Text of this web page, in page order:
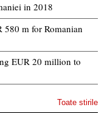
in 2018
580 m for Romanian
EUR 20 million to
Toate stirile